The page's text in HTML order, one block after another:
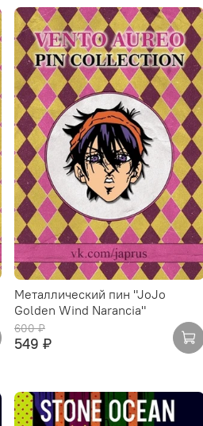
Металлический пин "JoJo
Golden Wind Narancia"
600 ₽
549 ₽